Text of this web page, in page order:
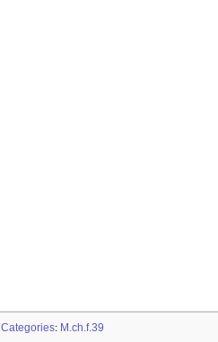
Categories: M.ch.f.39